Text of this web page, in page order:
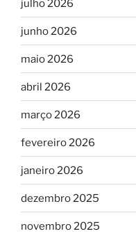
julho 2026
junho 2026
maio 2026
abril 2026
março 2026
fevereiro 2026
janeiro 2026
dezembro 2025
novembro 2025